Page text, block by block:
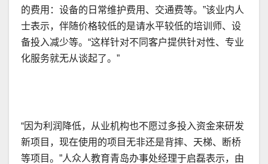
的费用：设备的日常维护费用、交通费等。”该业内人
士表示，伴随价格较低的是请水平较低的培训师、设
备投入减少等。“这样针对不同客户提供针对性、专业
化服务就无从谈起了。”
“因为利润降低，从业机构也不愿过多投入资金来研发
新项目，现在使用的项目无非还是背摔、天梯、断桥
等项目。”人众人教育青岛办事处经理于启磊表示，由